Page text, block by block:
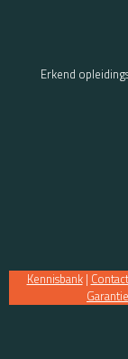
Erkend
Kennisbank| Contact